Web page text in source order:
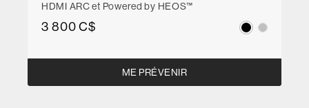
HDMI ARC et Powered by HEOS™
3 800 C$
ME PRÉVENIR